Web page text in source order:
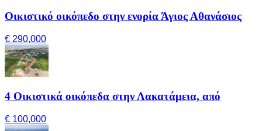
Οικιστικό οικόπεδο στην ενορία Άγιος Αθανάσιος
€ 290,000
4 Οικιστικά οικόπεδα στην Λακατάμεια, από
€ 100,000